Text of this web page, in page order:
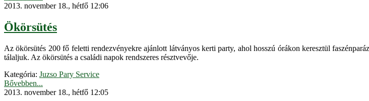
2013. november 18., hétfő 12:06
Ökörsütés
Az ökörsütés 200 fő feletti rendezvényekre ajánlott látványos kerti party, ahol hosszú órákon keresztül
tálaljuk. Az ökörsütés a családi napok rendszeres résztvevője.
Kategória: Juzso Pary Service
Bővebben...
2013. november 18., hétfő 12:05